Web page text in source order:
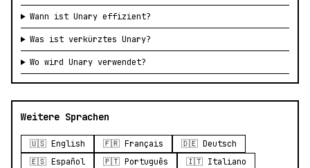
Wann ist Unary effizient?
Was ist verkürztes Unary?
Wo wird Unary verwendet?
Weitere Sprachen
🇺🇸 English 🇫🇷 Français
🇩🇪 Deutsch
🇪🇸 Español
🇵🇹 Português
🇮🇹 Italiano